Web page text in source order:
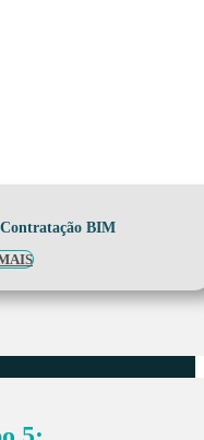
BIM